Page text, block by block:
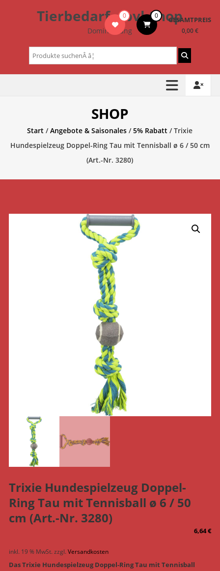
Tierbedarf – bvl-Shop
Dominik Lang
0 0 GESAMTPREIS
0,00 €
Suchen
nach:
SHOP
Start /Angebote & Saisonales /5% Rabatt / Trixie
Hundespielzeug Doppel-Ring Tau mit Tennisball ø 6 / 50 cm
(Art.-Nr. 3280)
Trixie Hundespielzeug Doppel-
Ring Tau mit Tennisball ø 6 / 50
cm (Art.-Nr. 3280)
6,64€
inkl. 19 % MwSt.zzgl.Versandkosten
Das Trixie Hundespielzeug Doppel-Ring Tau mit Tennisball